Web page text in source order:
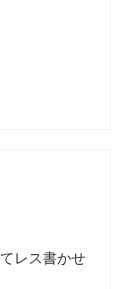
レス書かせ